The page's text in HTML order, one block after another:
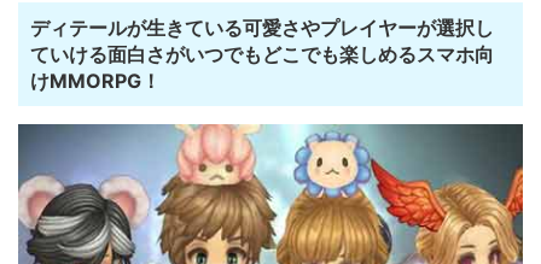
ディテールが生きている可愛さやプレイヤーが選択し
ていける面白さがいつでもどこでも楽しめるスマホ向
けMMORPG！